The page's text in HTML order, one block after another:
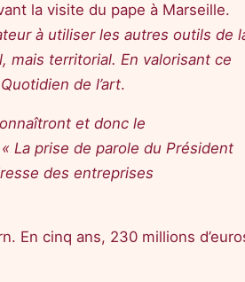
la visite du pape à Marseille.
à utiliser les autres outils de
mais territorial. En valorisant ce
Quotidien de l’art.
et donc le
« La prise de parole du Président
des entreprises
En cinq ans, 230 millions